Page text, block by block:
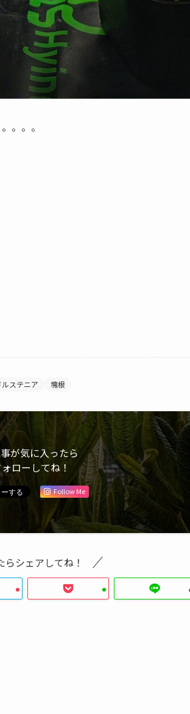
。。。
ルステニア 塊根
が気に入ったら
ローしてね！
Follow Me
らシェアしてね！